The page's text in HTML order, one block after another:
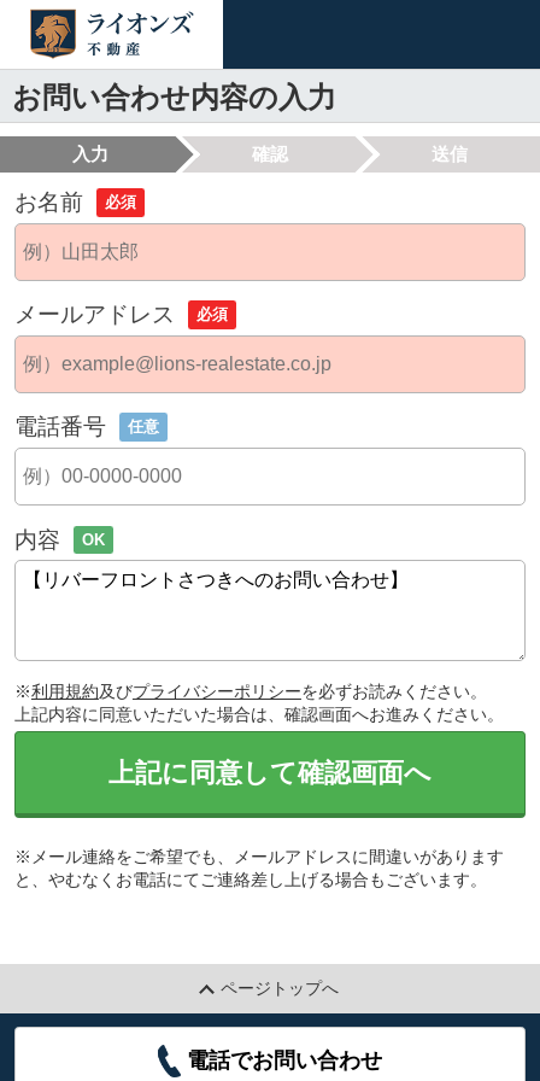
お問い合わせ内容の入力
入力 確認 送信
お名前 必須
メールアドレス 必須
電話番号 任意
内容 OK
※利用規約及びプライバシーポリシーを必ずお読みください。
上記内容に同意いただいた場合は、確認画面へお進みください。
上記に同意して確認画面へ
※メール連絡をご希望でも、メールアドレスに間違いがあります
と、やむなくお電話にてご連絡差し上げる場合もございます。
ページトップへ
電話でお問い合わせ